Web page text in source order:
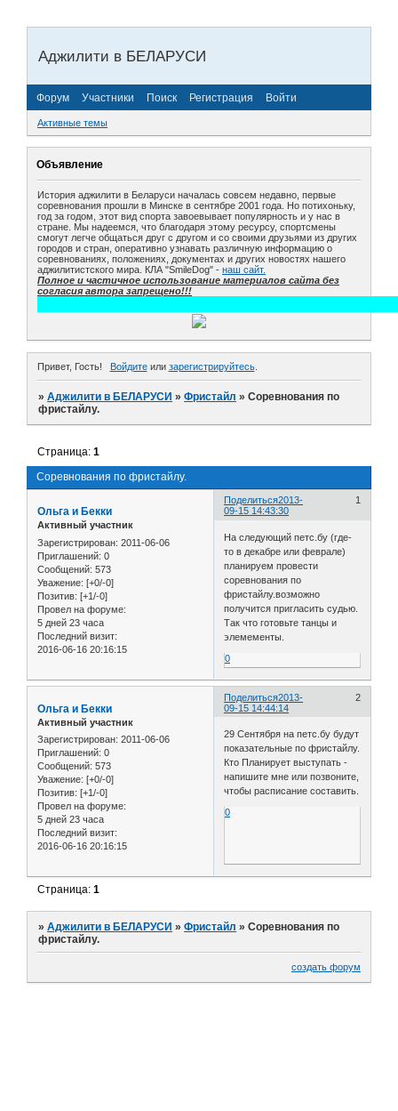
Аджилити в БЕЛАРУСИ
Форум Участники Поиск Регистрация Войти
Активные темы
Объявление
История аджилити в Беларуси началась совсем недавно, первые
соревнования прошли в Минске в сентябре 2001 года. Но потихоньку,
год за годом, этот вид спорта завоевывает популярность и у нас в
стране. Мы надеемся, что благодаря этому ресурсу, спортсмены
смогут легче общаться друг с другом и со своими друзьями из других
городов и стран, оперативно узнавать различную информацию о
соревнованиях, положениях, документах и других новостях нашего
аджилитистского мира. КЛА "SmileDog" - наш сайт.
Полное и частичное использование материалов сайта без
согласия автора запрещено!!!
Привет, Гость! Войдитеили зарегистрируйтесь.
»Аджилити в БЕЛАРУСИ »Фристайл »Соревнования по
фристайлу.
Соревнования по фристайлу.
Страница:1
Поделиться 1
2013-
09-15 14:43:30
Ольга и Бекки
Активный участник
Зарегистрирован: 2011-06-06
Приглашений: 0
Сообщений: 573
Уважение: [+0/-0]
Позитив: [+1/-0]
Провел на форуме:
5 дней 23 часа
Последний визит:
2016-06-16 20:16:15
На следующий петс.бу (где-
то в декабре или феврале)
планируем провести
соревнования по
фристайлу.возможно
получится пригласить судью.
Так что готовьте танцы и
элемементы.
0
Поделиться 2
2013-
09-15 14:44:14
Ольга и Бекки
Активный участник
Зарегистрирован: 2011-06-06
Приглашений: 0
Сообщений: 573
Уважение: [+0/-0]
Позитив: [+1/-0]
Провел на форуме:
5 дней 23 часа
Последний визит:
2016-06-16 20:16:15
29 Сентября на петс.бу будут
показательные по фристайлу.
Кто Планирует выступать -
напишите мне или позвоните,
чтобы расписание составить.
0
Страница:1
»Аджилити в БЕЛАРУСИ »Фристайл »Соревнования по
фристайлу.
создать форум